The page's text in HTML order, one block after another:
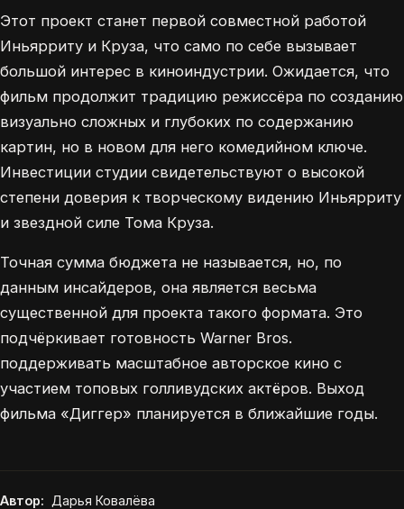
Этот проект станет первой совместной работой
Иньярриту и Круза, что само по себе вызывает
большой интерес в киноиндустрии. Ожидается, что
фильм продолжит традицию режиссёра по созданию
визуально сложных и глубоких по содержанию
картин, но в новом для него комедийном ключе.
Инвестиции студии свидетельствуют о высокой
степени доверия к творческому видению Иньярриту
и звездной силе Тома Круза.
Точная сумма бюджета не называется, но, по
данным инсайдеров, она является весьма
существенной для проекта такого формата. Это
подчёркивает готовность Warner Bros.
поддерживать масштабное авторское кино с
участием топовых голливудских актёров. Выход
фильма «Диггер» планируется в ближайшие годы.
Автор: Дарья Ковалёва